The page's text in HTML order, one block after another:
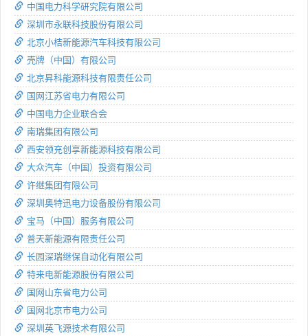
中国电力科学研究院有限公司
深圳市永联科技股份有限公司
北京小桔新能源汽车科技有限公司
壳牌（中国）有限公司
北京昇科能源科技有限责任公司
国网江苏省电力有限公司
中国电力企业联合会
南瑞集团有限公司
西安领充创享新能源科技有限公司
大众汽车（中国）投资有限公司
许继集团有限公司
深圳奥特迅电力设备股份有限公司
宝马（中国）服务有限公司
普天新能源有限责任公司
长园深瑞继保自动化有限公司
特来电新能源股份有限公司
国网山东省电力公司
国网北京市电力公司
深圳英飞源技术有限公司